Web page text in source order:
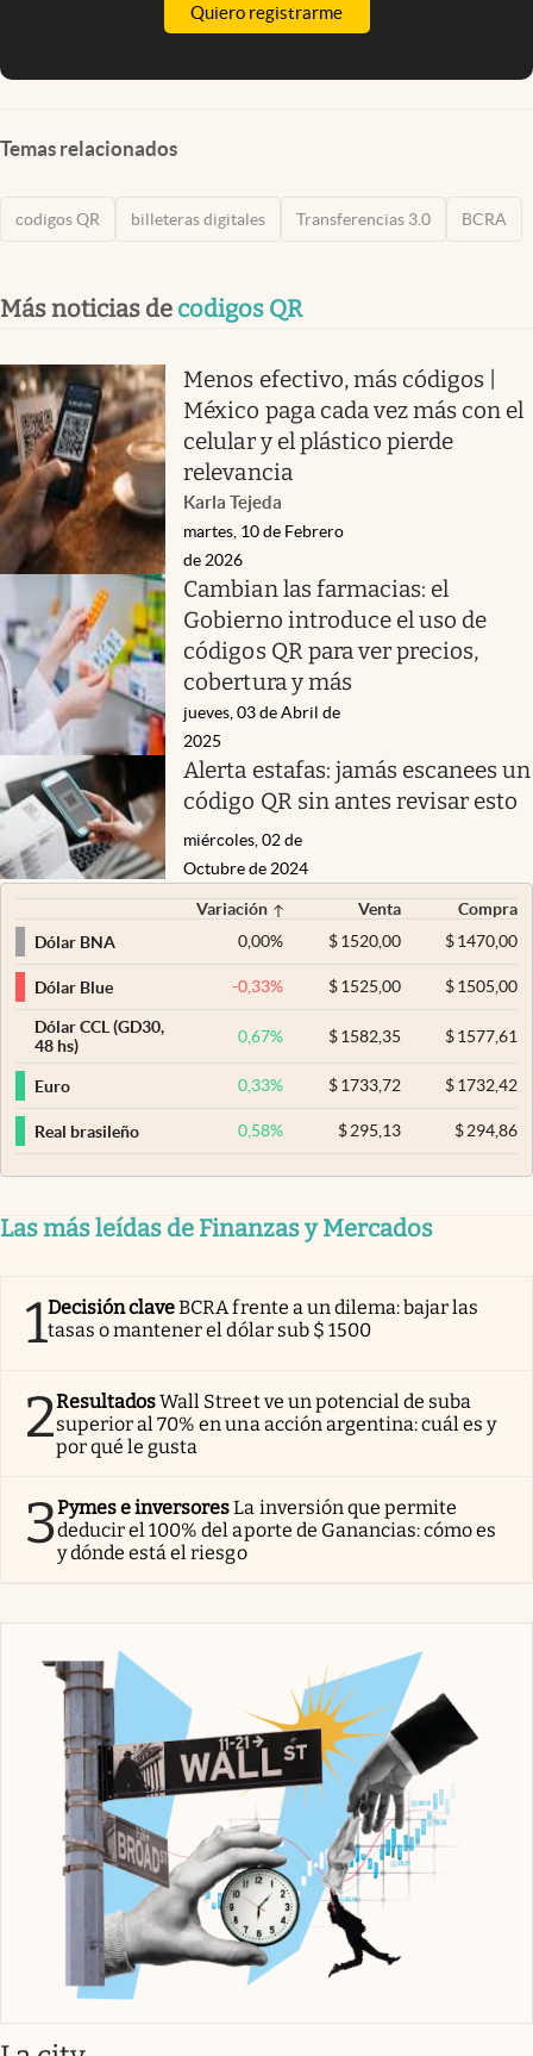
Quiero registrarme
Temas relacionados
codigos QR billeteras digitales Transferencias 3.0 BCRA
Más noticias de codigos QR
Menos efectivo, más códigos |
México paga cada vez más con el
celular y el plástico pierde
relevancia
Karla Tejeda
martes, 10 de Febrero
de 2026
Cambian las farmacias: el
Gobierno introduce el uso de
códigos QR para ver precios,
cobertura y más
jueves, 03 de Abril de
2025
Alerta estafas: jamás escanees un
código QR sin antes revisar esto
miércoles, 02 de
Octubre de 2024
Variación Venta
Compra
Dólar BNA
0,00% $ 1520,00 $1470,00
Dólar Blue -0,33% $ 1525,00 $1505,00
Dólar CCL (GD30,
48 hs)
0,67% $ 1582,35 $1577,61
Euro 0,33% $ 1733,72 $1732,42
Real brasileño 0,58% $295,13 $294,86
Las más leídas de Finanzas y Mercados
1Decisión claveBCRA frente a un dilema: bajar las
tasas o mantener el dólar sub $ 1500
2ResultadosWall Street ve un potencial de suba
superior al 70% en una acción argentina: cuál es y
por qué le gusta
3Pymes e inversoresLa inversión que permite
deducir el 100% del aporte de Ganancias: cómo es
y dónde está el riesgo